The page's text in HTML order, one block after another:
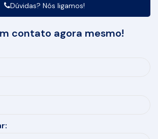
Dúvidas? Nós ligamos!
contato agora mesmo!